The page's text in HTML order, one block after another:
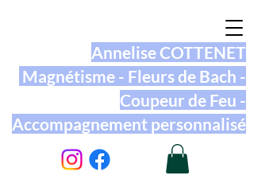
Annelise COTTENET
Magnétisme - Fleurs de Bach -
Coupeur de Feu -
Accompagnement personnalisé